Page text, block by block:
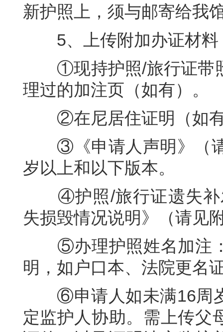
新护照上，须与邮寄给我
5、上传附加办证材料
①现持护照/旅行证带照
理过的加注页（如有）。
②在尼居住证明（如有
③《申请人声明》（请
岁以上和以下版本。
④护照/旅行证遗失补
失损毁情况说明》（请见
⑤办理护照姓名加注：
明，如户口本、法院更名
⑥申请人如未满16周岁
定监护人协助。需上传父